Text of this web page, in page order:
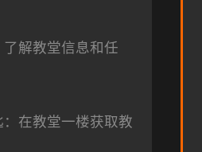
解教堂信息和任
在教堂一楼获取教